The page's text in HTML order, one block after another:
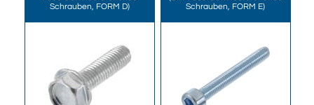
Schrauben, FORM D)
Schrauben, FORM E)